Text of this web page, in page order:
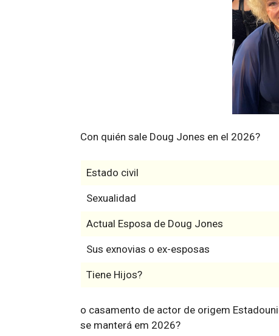
Con quién sale Doug Jones en el 2026?
Estado civil
Sexualidad
Actual Esposa de Doug Jones
Sus exnovias o ex-esposas
Tiene Hijos?
o casamento de actor de origem
se manterá em 2026?